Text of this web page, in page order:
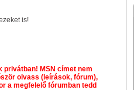
is!
privátban! MSN címet nem
olvass (leírások, fórum),
a megfelelő fórumban tedd